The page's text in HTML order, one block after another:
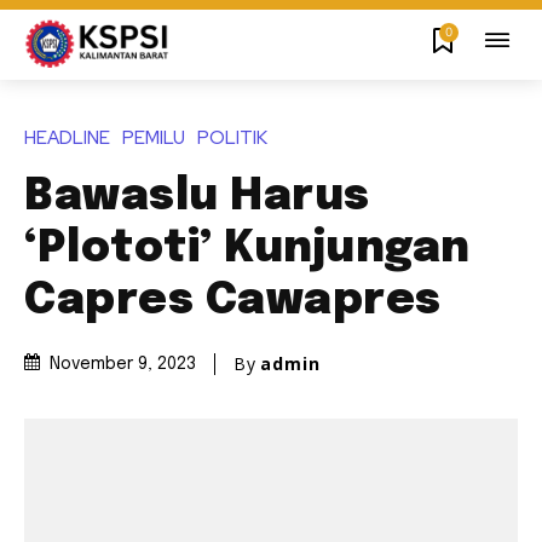
0
HEADLINE PEMILU POLITIK
Bawaslu Harus
‘Plototi’ Kunjungan
Capres Cawapres
November 9, 2023 By admin